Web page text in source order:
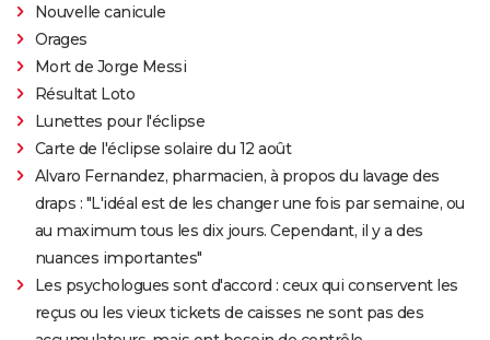
Nouvelle canicule
Orages
Mort de Jorge Messi
Résultat Loto
Lunettes pour l'éclipse
Carte de l'éclipse solaire du 12 août
Alvaro Fernandez, pharmacien, à propos du lavage des
draps : "L'idéal est de les changer une fois par semaine, ou
au maximum tous les dix jours. Cependant, il y a des
nuances importantes"
Les psychologues sont d'accord : ceux qui conservent les
reçus ou les vieux tickets de caisses ne sont pas des